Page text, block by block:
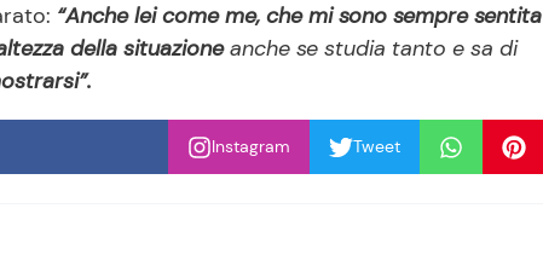
“Anche lei come me, che mi sono sempre sentita
della situazioneanche se studia tanto e sa di
Instagram Tweet